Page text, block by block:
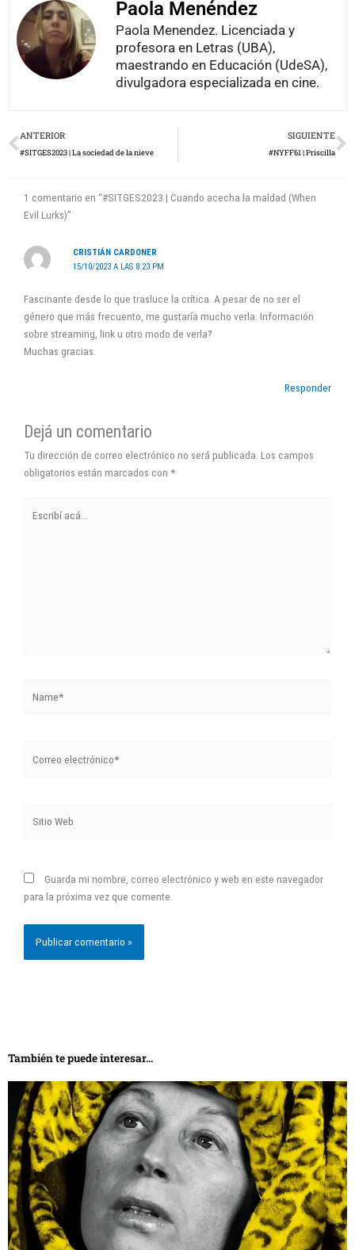
Paola Menéndez
Paola Menendez. Licenciada y
profesora en Letras (UBA),
maestrando en Educación (UdeSA),
divulgadora especializada en cine.
Prev
ANTERIOR
#SITGES2023 | La sociedad de la nieve
SIGUIENTE
#NYFF61 | Priscilla
1 comentario en “#SITGES2023 | Cuando acecha la maldad (When
Evil Lurks)”
CRISTIÁN CARDONER
15/10/2023 A LAS 8:23 PM
Fascinante desde lo que trasluce la crítica. A pesar de no ser el
género que más frecuento, me gustaría mucho verla. Información
sobre streaming, link u otro modo de verla?
Muchas gracias.
Responder
Dejá un comentario
Tu dirección de correo electrónico no será publicada. Los campos
obligatorios están marcados con *
acá...
electrónico*
Web
Guarda mi nombre, correo electrónico y web en este navegador
para la próxima vez que comente.
También te puede interesar...